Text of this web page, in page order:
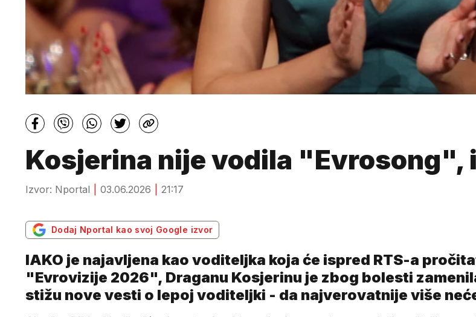
Kosjerina nije vodila "Evrosong",
Izvor: Nportal 03.06.2026 21:17
Dodaj Nportal kao svoj Google izvor
IAKO je najavljena kao voditeljka koja će ispred RTS-a
"Evrovizije 2026", Draganu Kosjerinu je zbog bolesti
stižu nove vesti o lepoj voditeljki - da najverovatnije više